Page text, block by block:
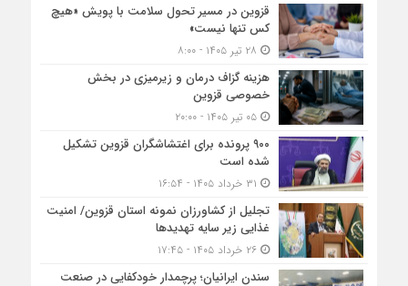
قزوین در مسیر تحول سلامت با پویش «هیچ‌
کس تنها نیست»
هزینه‌ گزاف درمان و زیرمیزی در بخش
خصوصی قزوین
۰۵ تیر ۱۴۰۵ - ۲۰:۰۰
۹۰۰ پرونده برای اغتشاشگران قزوین تشکیل
شده است
تجلیل از کشاورزان نمونه استان قزوین/ امنیت
غذایی زیر سایه تهدیدها
۲۶ خرداد ۱۴۰۵ - ۱۷:۴۵
سندن ایرانیان؛ پرچمدار خودکفایی در صنعت